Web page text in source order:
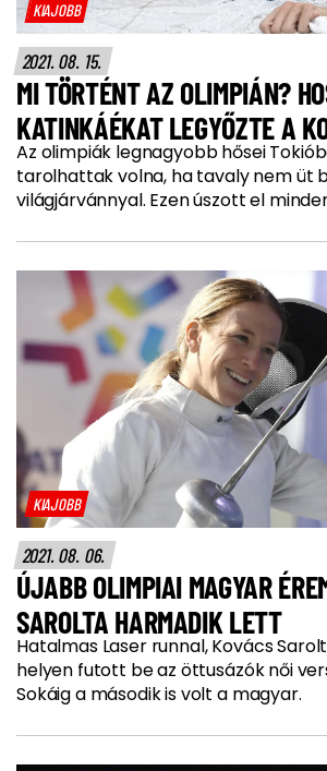
KIAJOBB
2021. 08. 15.
MI TÖRTÉNT AZ OLIMPIÁN?
KATINKÁÉKAT LEGYŐZTE A
Az olimpiák legnagyobb hősei
tarolhattak volna, ha tavaly nem üt
világjárvánnyal. Ezen úszott el
KIAJOBB
2021. 08. 06.
ÚJABB OLIMPIAI MAGYAR
SAROLTA HARMADIK LETT
Hatalmas Laser runnal, Kovács
helyen futott be az öttusázók női
Sokáig a második is volt a magyar.